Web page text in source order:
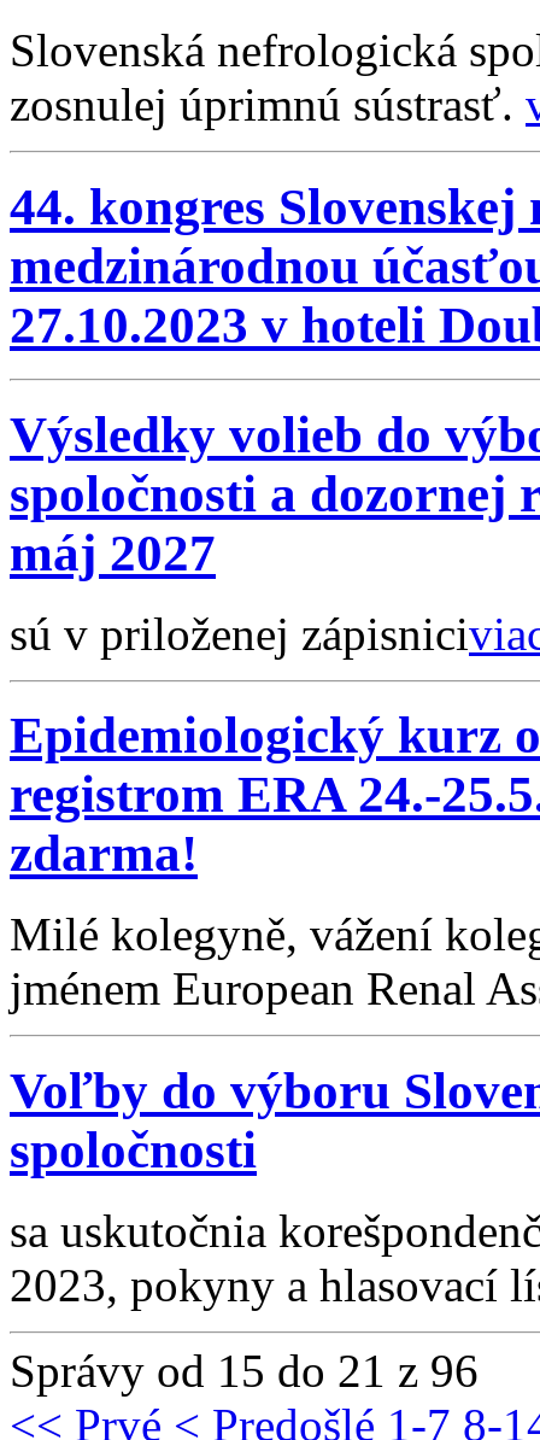
Slovenská nefrologická
zosnulej úprimnú sústrasť.
44. kongres
medzinárodnou
27.10.2023 v hoteli
Výsledky volieb do
spoločnosti a dozornej
máj 2027
sú v priloženej zápisnici
Epidemiologický kurz
registrom ERA 24.-
zdarma!
Milé kolegyně, vážení
jménem European Renal
Voľby do výboru
spoločnosti
sa uskutočnia
2023, pokyny a hlasovací
Správy od 15 do 21 z 96
<< Prvé < Predošlé 1-7 8-